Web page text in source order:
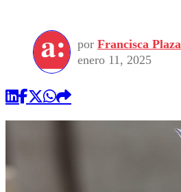
por Francisca Plaza
enero 11, 2025